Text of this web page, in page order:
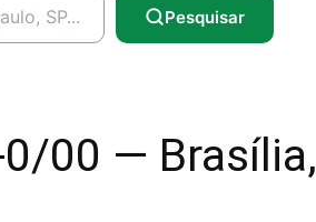
Pesquisar
00 — Brasília,